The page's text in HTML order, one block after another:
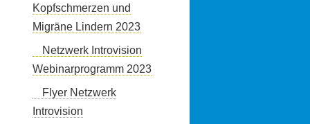
Kopfschmerzen und
Migräne Lindern 2023
Netzwerk Introvision
Webinarprogramm 2023
Flyer Netzwerk
Introvision